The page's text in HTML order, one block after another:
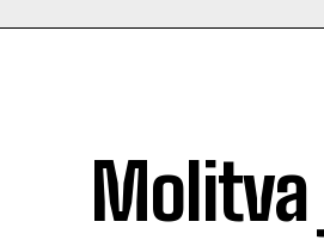
Molitva